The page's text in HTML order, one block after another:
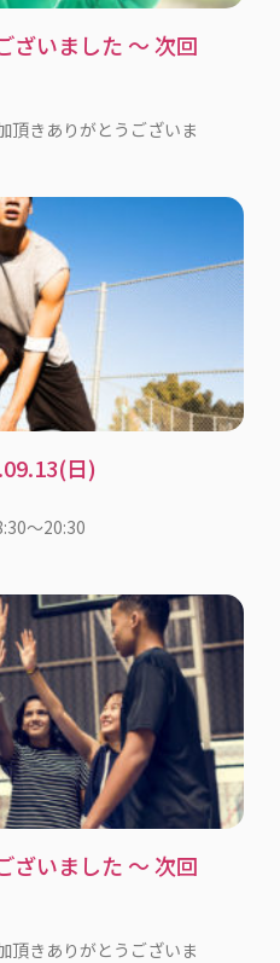
ざいました 〜 次回
頂きありがとうございま
日)
〜20:30
ざいました 〜 次回
頂きありがとうございま